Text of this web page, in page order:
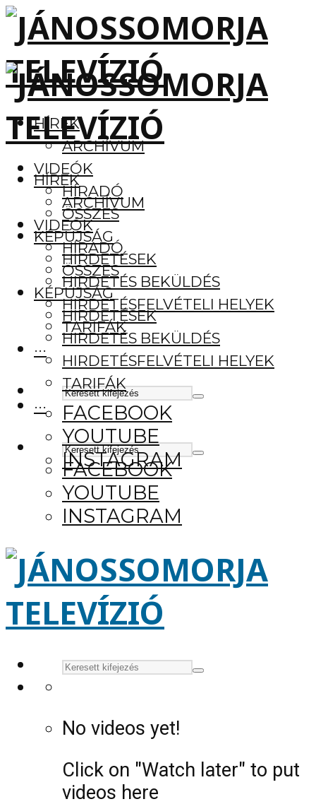
HÍREK
ARCHÍVUM
VIDEÓK
HÍRADÓ
ÖSSZES
KÉPÚJSÁG
HIRDETÉSEK
HIRDETÉS BEKÜLDÉS
HIRDETÉSFELVÉTELI HELYEK
TARIFÁK
···
FACEBOOK
YOUTUBE
INSTAGRAM
HÍREK
ARCHÍVUM
VIDEÓK
HÍRADÓ
ÖSSZES
KÉPÚJSÁG
HIRDETÉSEK
HIRDETÉS BEKÜLDÉS
HIRDETÉSFELVÉTELI HELYEK
TARIFÁK
···
FACEBOOK
YOUTUBE
INSTAGRAM
No videos yet!
Click on "Watch later" to put
videos here